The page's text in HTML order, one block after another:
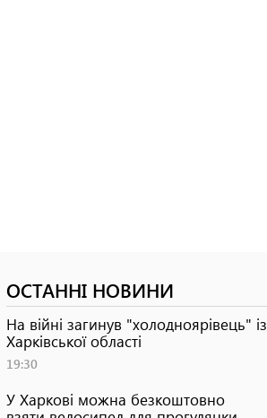
ОСТАННІ НОВИНИ
На війні загинув "холодноярівець" із
Харківської області
19:30
У Харкові можна безкоштовно